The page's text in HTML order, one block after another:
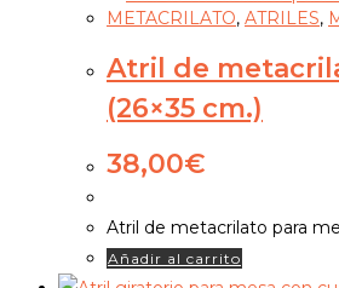
METACRILATO, ATRILES,
Atril de
(26×35 cm.)
38,00€
Atril de metacrilato para
Añadir al carrito